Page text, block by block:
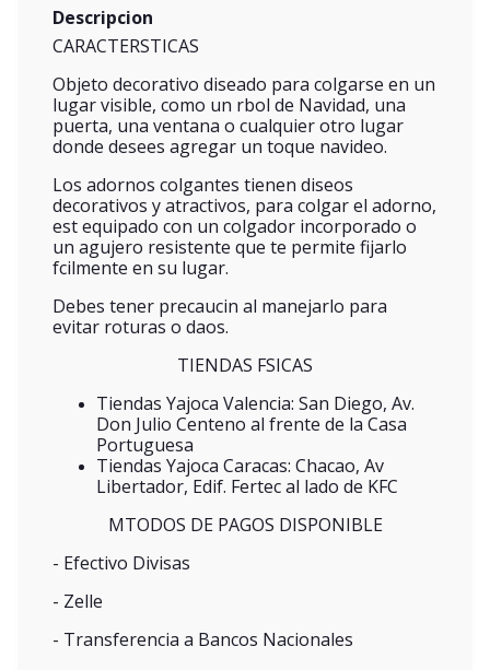
Descripcion
CARACTERSTICAS
Objeto decorativo diseado para colgarse en un
lugar visible, como un rbol de Navidad, una
puerta, una ventana o cualquier otro lugar
donde desees agregar un toque navideo.
Los adornos colgantes tienen diseos
decorativos y atractivos, para colgar el adorno,
est equipado con un colgador incorporado o
un agujero resistente que te permite fijarlo
fcilmente en su lugar.
Debes tener precaucin al manejarlo para
evitar roturas o daos.
TIENDAS FSICAS
Tiendas Yajoca Valencia: San Diego, Av.
Don Julio Centeno al frente de la Casa
Portuguesa
Tiendas Yajoca Caracas: Chacao, Av
Libertador, Edif. Fertec al lado de KFC
MTODOS DE PAGOS DISPONIBLE
- Efectivo Divisas
- Zelle
- Transferencia a Bancos Nacionales